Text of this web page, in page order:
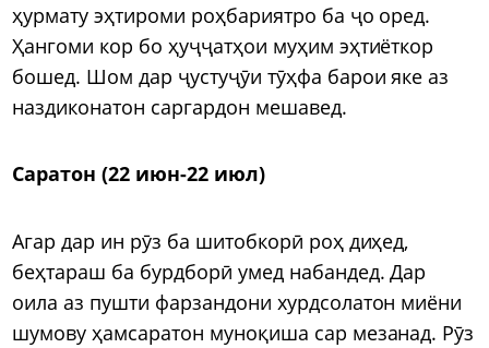
ҳурмату эҳтироми роҳбариятро ба ҷо оред.
Ҳангоми кор бо ҳуҷҷатҳои муҳим эҳтиёткор
бошед. Шом дар ҷустуҷӯи тӯҳфа барои яке аз
наздиконатон саргардон мешавед.
Саратон (22 июн-22 июл)
Агар дар ин рӯз ба шитобкорӣ роҳ диҳед,
беҳтараш ба бурдборӣ умед набандед. Дар
оила аз пушти фарзандони хурдсолатон миёни
шумову ҳамсаратон муноқиша сар мезанад. Рӯз